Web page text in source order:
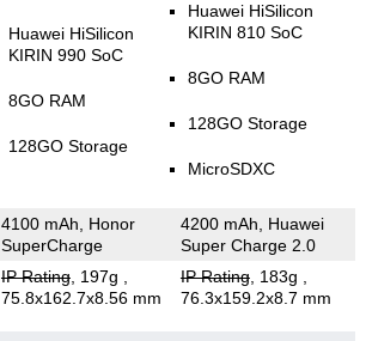
Huawei HiSilicon
KIRIN 990 SoC
8GO RAM
128GO Storage
Huawei HiSilicon
KIRIN 810 SoC
8GO RAM
128GO Storage
MicroSDXC
4100 mAh, Honor
SuperCharge
4200 mAh, Huawei
Super Charge 2.0
IP Rating, 197g
75.8x162.7x8.56 mm
IP Rating, 183g
76.3x159.2x8.7 mm